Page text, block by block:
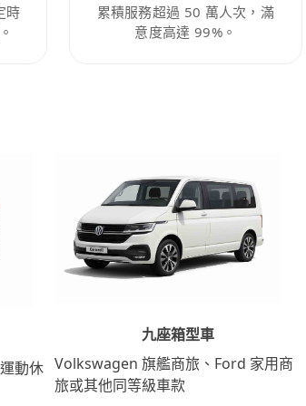
時
累積服務超過 50 萬人次，滿
意度高達 99%。
動休
九座箱型車
Volkswagen 旗艦商旅、Ford 家用商
旅或其他同等級車款